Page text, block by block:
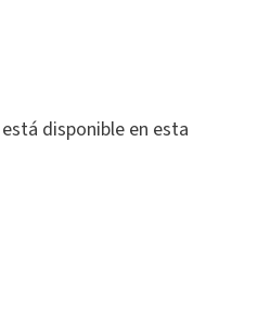
disponible en esta